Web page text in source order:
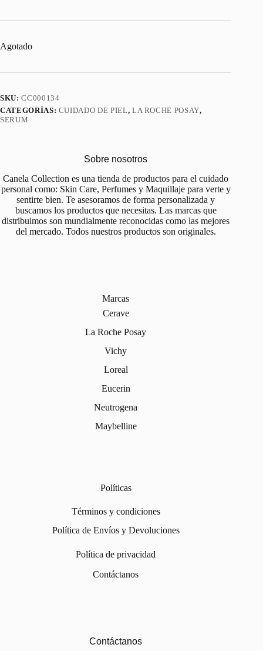
Agotado
SKU:CC000134
CATEGORÍAS: CUIDADO DE PIEL, LA ROCHE POSAY,
SERUM
Sobre nosotros
Canela Collection es una tienda de productos para el cuidado
personal como: Skin Care, Perfumes y Maquillaje para verte y
sentirte bien. Te asesoramos de forma personalizada y
buscamos los productos que necesitas. Las marcas que
distribuimos son mundialmente reconocidas como las mejores
del mercado. Todos nuestros productos son originales.
Marcas
Cerave
La Roche Posay
Vichy
Loreal
Eucerin
Neutrogena
Maybelline
Políticas
Términos y condiciones
Política de Envíos y Devoluciones
Política de privacidad
Contáctanos
Contáctanos